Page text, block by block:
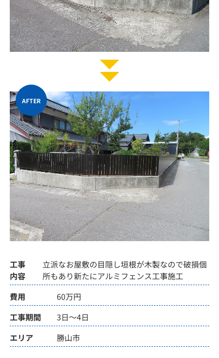
AFTER
工事
内容
立派なお屋敷の目隠し垣根が木製なので破損個
所もあり新たにアルミフェンス工事施工
費用
60万円
工事期間
3日～4日
エリア
勝山市